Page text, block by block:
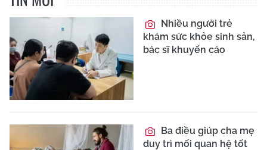
Nhiều người trẻ
khám sức khỏe sinh sản,
bác sĩ khuyến cáo
Ba điều giúp cha mẹ
duy trì mối quan hệ tốt